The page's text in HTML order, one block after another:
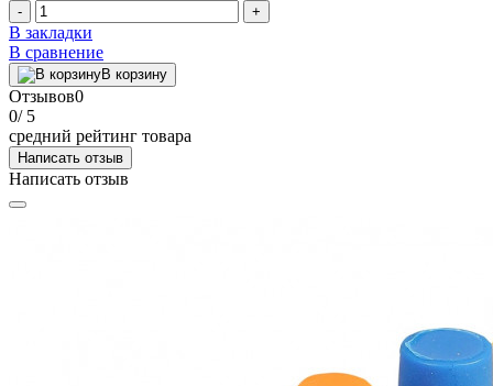
- +
В закладки
В сравнение
В корзину
Отзывов0
0/ 5
средний рейтинг товара
Написать отзыв
Написать отзыв